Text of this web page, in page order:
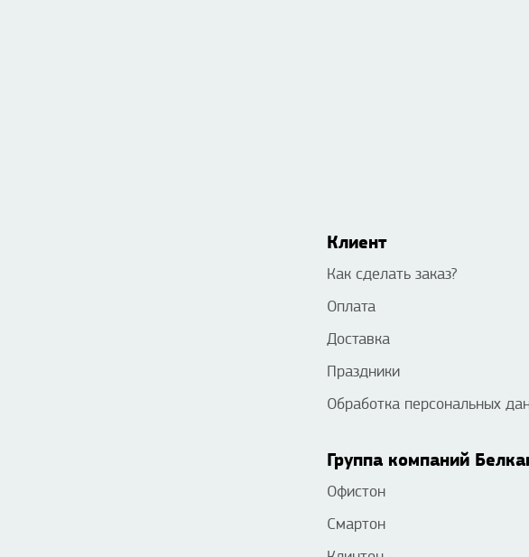
Клиент
Как сделать заказ?
Оплата
Доставка
Праздники
Обработка персональных
Группа компаний
Офистон
Смартон